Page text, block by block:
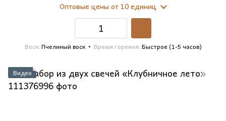
Оптовые цены от 10 единиц
Воск Пчелиный воск Время горения Быстрое (1-5 часов)
Видео